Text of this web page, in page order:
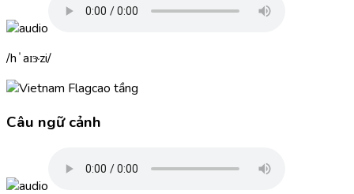
hˈaɪɝzi
cao tầng
Câu ngữ cảnh